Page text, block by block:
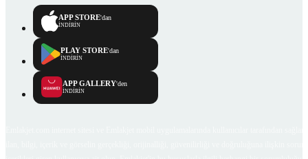
APP STORE'dan
İNDİRİN
PLAY STORE'dan
İNDİRİN
APP GALLERY'den
İNDİRİN